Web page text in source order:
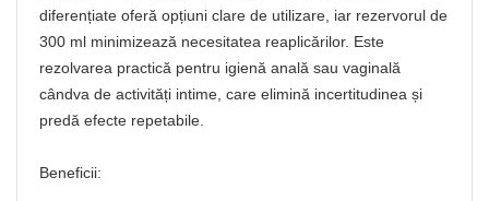
diferențiate oferă opțiuni clare de utilizare, iar rezervorul de
300 ml minimizează necesitatea reaplicărilor. Este
rezolvarea practică pentru igienă anală sau vaginală
cândva de activități intime, care elimină incertitudinea și
predă efecte repetabile.
Beneficii: